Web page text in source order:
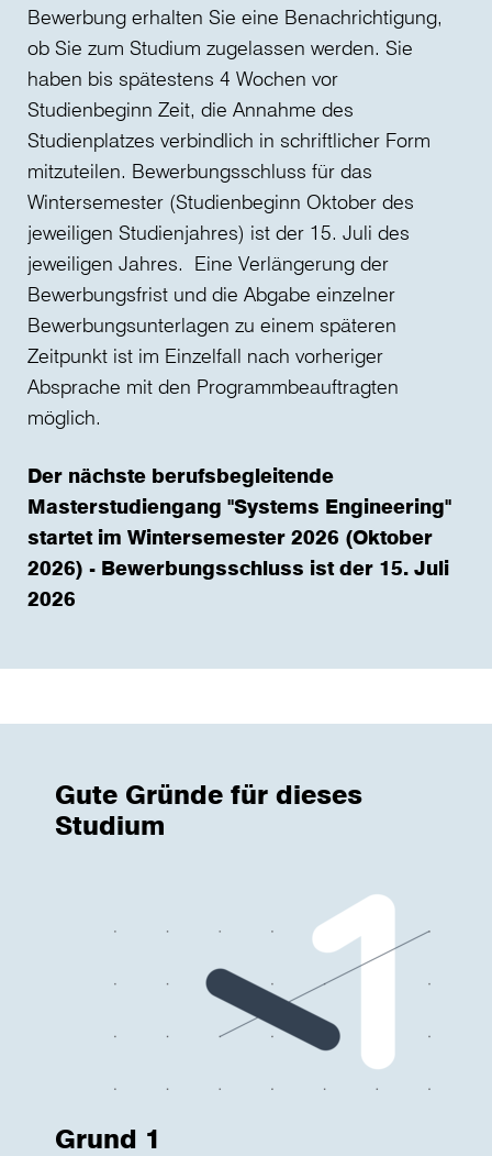
Bewerbung erhalten Sie eine Benachrichtigung,
ob Sie zum Studium zugelassen werden. Sie
haben bis spätestens 4 Wochen vor
Studienbeginn Zeit, die Annahme des
Studienplatzes verbindlich in schriftlicher Form
mitzuteilen. Bewerbungsschluss für das
Wintersemester (Studienbeginn Oktober des
jeweiligen Studienjahres) ist der 15. Juli des
jeweiligen Jahres. Eine Verlängerung der
Bewerbungsfrist und die Abgabe einzelner
Bewerbungsunterlagen zu einem späteren
Zeitpunkt ist im Einzelfall nach vorheriger
Absprache mit den Programmbeauftragten
möglich.
Der nächste berufsbegleitende
Masterstudiengang "Systems Engineering"
startet im Wintersemester 2026 (Oktober
2026) - Bewerbungsschluss ist der 15. Juli
2026
Gute Gründe für dieses
Studium
Grund 1